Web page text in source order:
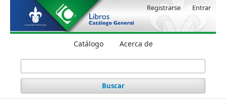
Catálogo Acerca de
Buscar
Registrarse Entrar